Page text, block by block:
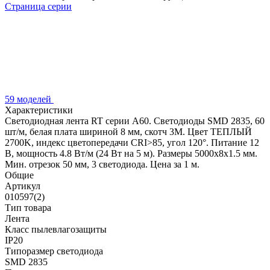
Страница серии
59 моделей
Характеристики
Светодиодная лента RT серии A60. Светодиоды SMD 2835, 60
шт/м, белая плата шириной 8 мм, скотч 3M. Цвет ТЕПЛЫЙ
2700K, индекс цветопередачи CRI>85, угол 120°. Питание 12
В, мощность 4.8 Вт/м (24 Вт на 5 м). Размеры 5000x8x1.5 мм.
Мин. отрезок 50 мм, 3 светодиода. Цена за 1 м.
Общие
Артикул
010597(2)
Тип товара
Лента
Класс пылевлагозащиты
IP20
Типоразмер светодиода
SMD 2835